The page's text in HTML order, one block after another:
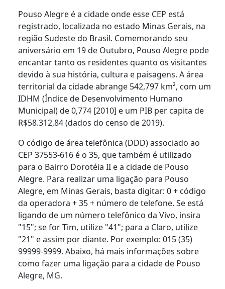
Pouso Alegre é a cidade onde esse CEP está
registrado, localizada no estado Minas Gerais, na
região Sudeste do Brasil. Comemorando seu
aniversário em 19 de Outubro, Pouso Alegre pode
encantar tanto os residentes quanto os visitantes
devido à sua história, cultura e paisagens. A área
territorial da cidade abrange 542,797 km², com um
IDHM (Índice de Desenvolvimento Humano
Municipal) de 0,774 [2010] e um PIB per capita de
R$58.312,84 (dados do censo de 2019).
O código de área telefônica (DDD) associado ao
CEP 37553-616 é o 35, que também é utilizado
para o Bairro Dorotéia II e a cidade de Pouso
Alegre. Para realizar uma ligação para Pouso
Alegre, em Minas Gerais, basta digitar: 0 + código
da operadora + 35 + número de telefone. Se está
ligando de um número telefônico da Vivo, insira
"15"; se for Tim, utilize "41"; para a Claro, utilize
"21" e assim por diante. Por exemplo: 015 (35)
99999-9999. Abaixo, há mais informações sobre
como fazer uma ligação para a cidade de Pouso
Alegre, MG.